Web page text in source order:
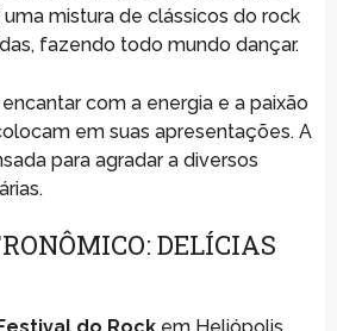
mistura de clássicos do rock
fazendo todo mundo dançar.
com a energia e a paixão
em suas apresentações. A
para agradar a diversos
DELÍCIAS
do Rockem Heliópolis